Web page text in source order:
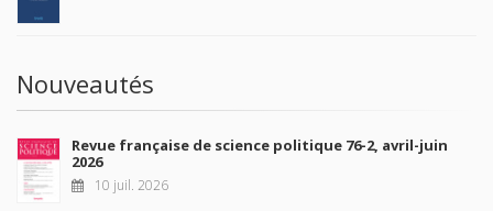
Nouveautés
Revue française de science politique 76-2, avril-juin
2026
10 juil. 2026